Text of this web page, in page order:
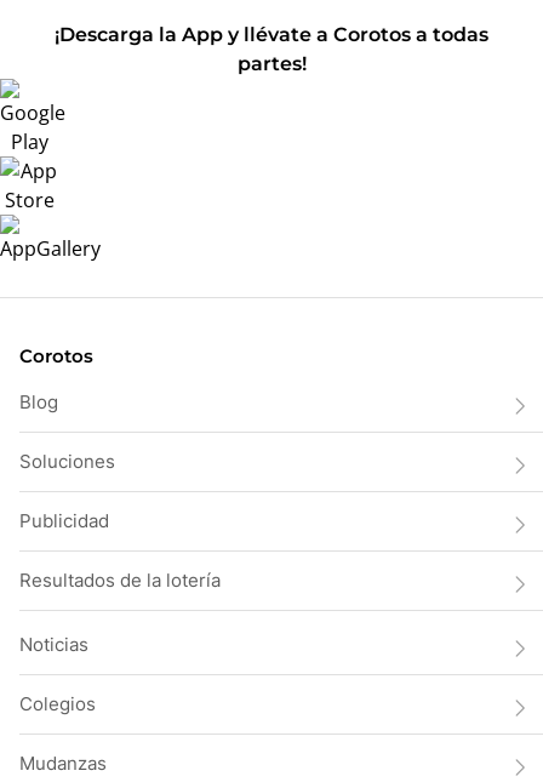
¡Descarga la App y llévate a Corotos a todas
partes!
Corotos
Blog
Soluciones
Publicidad
Resultados de la lotería
Noticias
Colegios
Mudanzas